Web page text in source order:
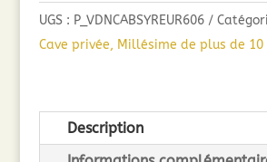
2006
(75cl)
UGS : P_VDNCABSYREUR606
Cave privée, Millésime de plus de 10
Description